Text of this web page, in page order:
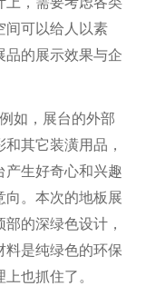
间可以给人以素
品的展示效果与企
例如，展台的外部
其它装潢用品，
产生好奇心和兴趣
向。本次的地板展
的深绿色设计，
料是纯绿色的环保
也抓住了。